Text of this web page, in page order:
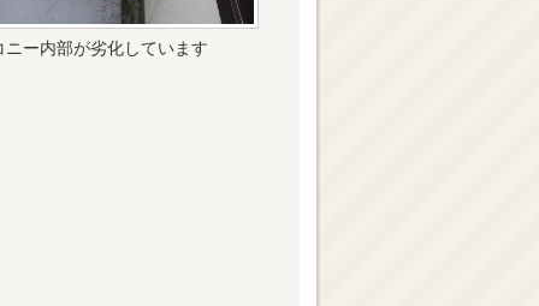
ニー内部が劣化しています